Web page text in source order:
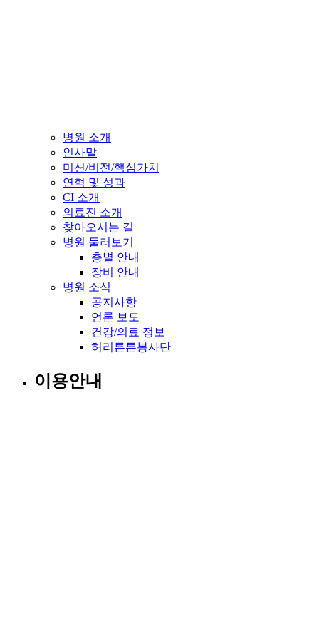
병원 소개
인사말
미션/비전/핵심가치
연혁 및 성과
CI 소개
의료진 소개
찾아오시는 길
병원 둘러보기
층별 안내
장비 안내
병원 소식
공지사항
언론 보도
건강/의료 정보
허리튼튼봉사단
이용안내